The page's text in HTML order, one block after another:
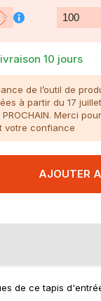
10 jours
de l’outil de
à partir du 17
Merci
votre confiance
AJOUTER
de ce tapis